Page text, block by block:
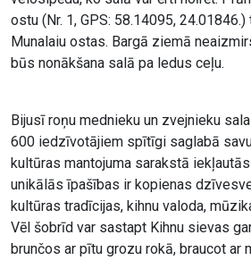
ostu (Nr. 1, GPS: 58.14095,
Munalaiu ostas. Bargā ziemā
būs nonākšana salā pa ledus ceļu.
Bijusī roņu mednieku un zvejnieku
600 iedzīvotājiem spītīgi saglabā
kultūras mantojuma sarakstā
unikālās īpašības ir kopienas
kultūras tradīcijas, kihnu valoda,
Vēl šobrīd var sastapt Kihnu sievas
brunčos ar pītu grozu rokā, braucot ar